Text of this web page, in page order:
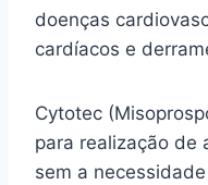
doenças
cardíacos e
Cytotec
para realização de
sem a